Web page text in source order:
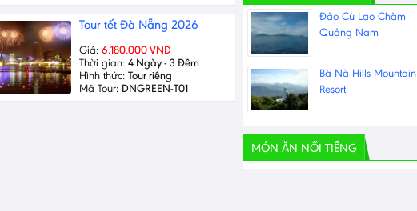
Đảo Cù Lao Chàm
Quảng Nam
Bà Nà Hills Mountain
Resort
MÓN ĂN NỔI TIẾNG
Tour tết Đà Nẵng 2026
Giá: 6.180.000 VND
Thời gian: 4 Ngày - 3 Đêm
Hình thức: Tour riêng
Mã Tour: DNGREEN-T01